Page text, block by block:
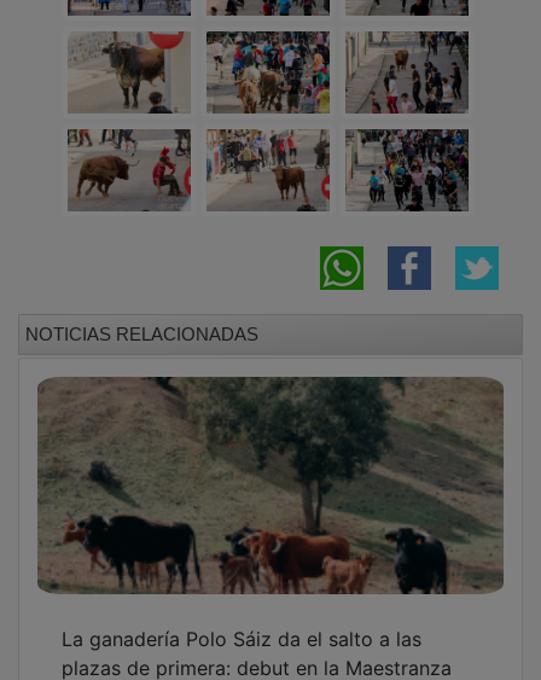
NOTICIAS RELACIONADAS
La ganadería Polo Sáiz da el salto a las
plazas de primera: debut en la Maestranza